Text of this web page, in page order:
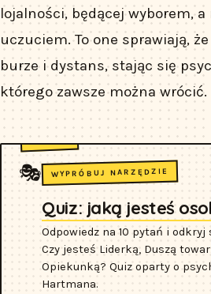
lojalności, będącej wyborem,
uczuciem. To one sprawiają,
burze i dystans, stając się
którego zawsze można wrócić.
🎭 WYPRÓBUJ NARZĘDZIE
Quiz: jaką jesteś
Odpowiedz na 10 pytań i
Czy jesteś Liderką, Duszą
Opiekunką? Quiz oparty o
Hartmana.